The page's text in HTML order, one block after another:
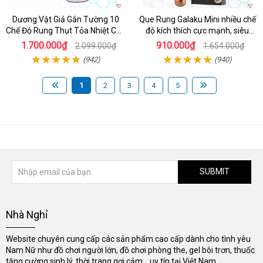
Dương Vật Giả Gắn Tường 10
Chế Độ Rung Thụt Tỏa Nhiệt Cao
Cấp
1.700.000₫ 2.099.000₫
(942)
Que Rung Galaku Mini nhiều chế
độ kích thích cực mạnh, siêu
sướng
910.000₫ 1.654.000₫
(940)
1 2 3 4 5
SUBMIT
Nhà Nghỉ
Website chuyên cung cấp các sản phẩm cao cấp dành cho tình yêu
Nam Nữ như đồ chơi người lớn, đồ chơi phòng the, gel bôi trơn, thuốc
tăng cường sinh lý, thời trang gợi cảm... uy tín tại Việt Nam